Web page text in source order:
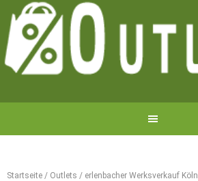
Startseite / Outlets / erlenbacher Werksverkauf Köln